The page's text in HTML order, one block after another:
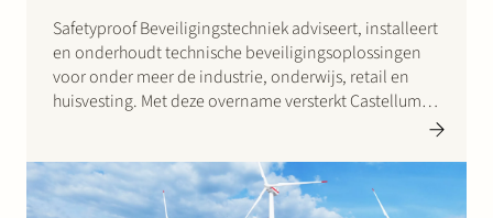
Safetyproof Beveiligingstechniek adviseert, installeert
en onderhoudt technische beveiligingsoplossingen
voor onder meer de industrie, onderwijs, retail en
huisvesting. Met deze overname versterkt Castellum
systemen voor toegangscontrole en branddetectie.
Het Stek-team bestond uit Fleur Vlassak…